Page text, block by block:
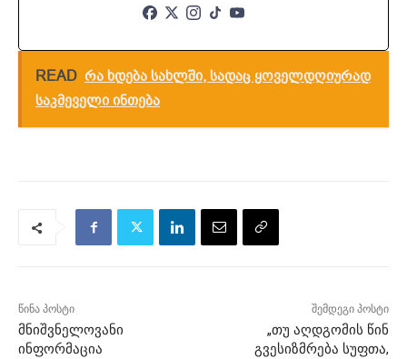
READ რა ხდება სახლში, სადაც ყოველდღიურად
საკმეველი ინთება
წინა პოსტი
მნიშვნელოვანი
ინფორმაცია
შემდეგი პოსტი
„თუ აღდგომის წინ
გვესიზმრება სუფთა,